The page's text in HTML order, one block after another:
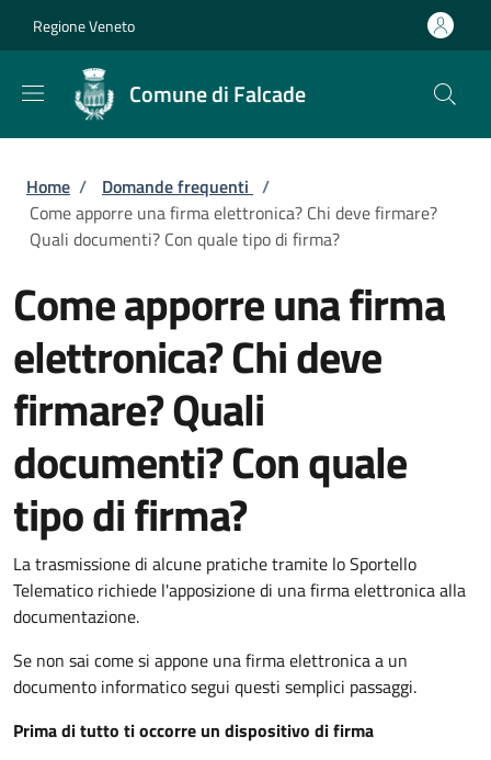
Regione Veneto
Comune di Falcade
Briciole di pane
Home / Domande frequenti /
Come apporre una firma elettronica? Chi deve firmare?
Quali documenti? Con quale tipo di firma?
Come apporre una firma
elettronica? Chi deve
firmare? Quali
documenti? Con quale
tipo di firma?
La trasmissione di alcune pratiche tramite lo Sportello
Telematico richiede l'apposizione di una firma elettronica alla
documentazione.
Se non sai come si appone una firma elettronica a un
documento informatico segui questi semplici passaggi.
Prima di tutto ti occorre un dispositivo di firma